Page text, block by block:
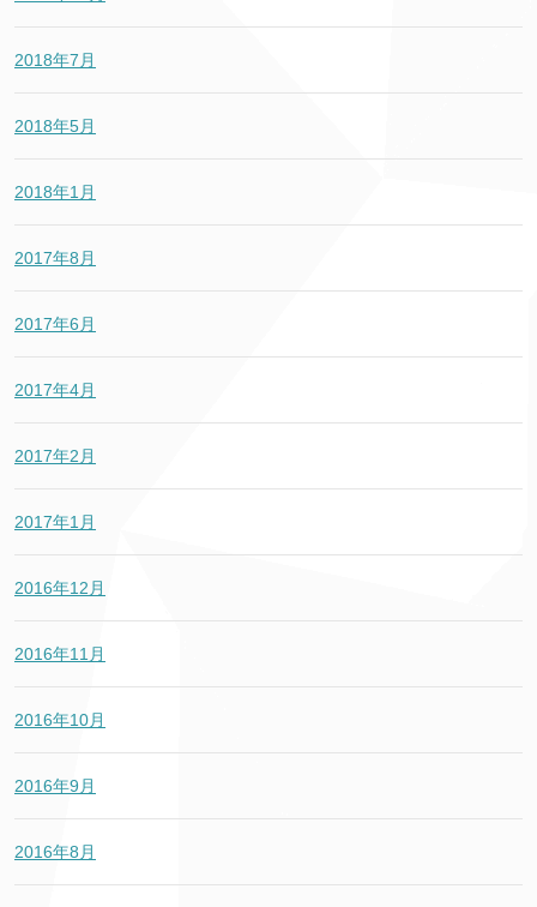
2018年7月
2018年5月
2018年1月
2017年8月
2017年6月
2017年4月
2017年2月
2017年1月
2016年12月
2016年11月
2016年10月
2016年9月
2016年8月